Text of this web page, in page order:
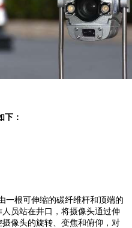
：
根可伸缩的碳纤维杆和顶端的
员站在井口，将摄像头通过伸
像头的旋转、变焦和俯仰，对